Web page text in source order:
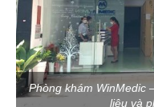
Phòng khám WinMedic
liệu và